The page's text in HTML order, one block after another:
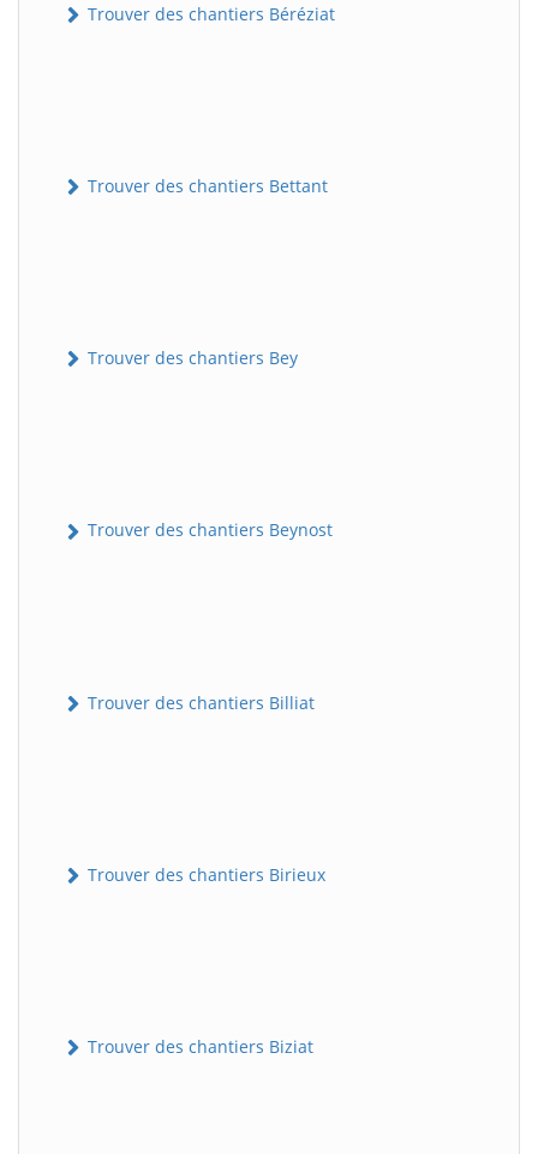
Trouver des chantiers Béréziat
Trouver des chantiers Bettant
Trouver des chantiers Bey
Trouver des chantiers Beynost
Trouver des chantiers Billiat
Trouver des chantiers Birieux
Trouver des chantiers Biziat